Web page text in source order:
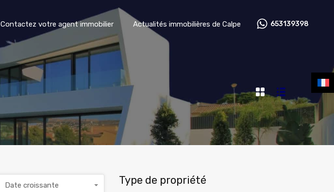
Contactez votre agent immobilier Actualités immobilières de Calpe
Contactez votre agent immobilier Actualités immobilières de Calpe 653139398
Date croissante Type de propriété